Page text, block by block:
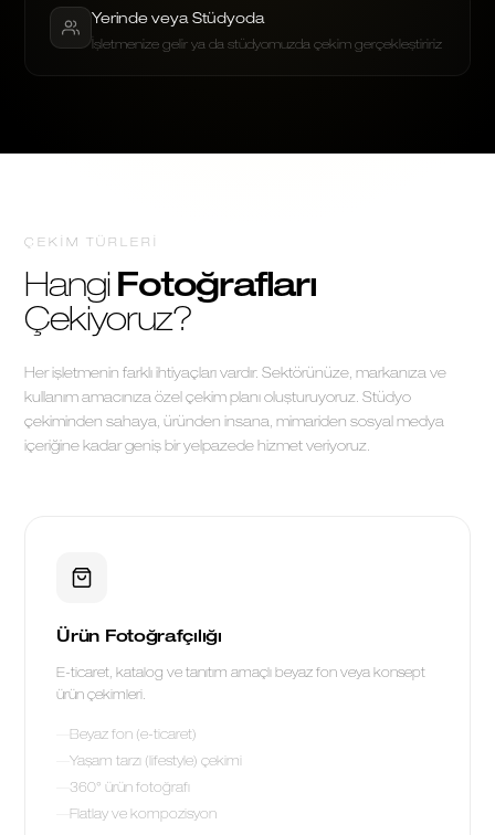
Yerinde veya Stüdyoda
İşletmenize gelir ya da stüdyomuzda çekim gerçekleştiririz
ÇEKIM TÜRLERI
Hangi Fotoğrafları
Çekiyoruz?
Her işletmenin farklı ihtiyaçları vardır. Sektörünüze, markanıza ve
kullanım amacınıza özel çekim planı oluşturuyoruz. Stüdyo
çekiminden sahaya, üründen insana, mimariden sosyal medya
içeriğine kadar geniş bir yelpazede hizmet veriyoruz.
Ürün Fotoğrafçılığı
E-ticaret, katalog ve tanıtım amaçlı beyaz fon veya konsept
ürün çekimleri.
Beyaz fon (e-ticaret)
Yaşam tarzı (lifestyle) çekimi
360° ürün fotoğrafı
Flatlay ve kompozisyon